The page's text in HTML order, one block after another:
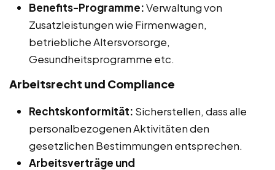
Benefits-Programme:Verwaltung von
Zusatzleistungen wie Firmenwagen,
betriebliche Altersvorsorge,
Gesundheitsprogramme etc.
Arbeitsrecht und Compliance
Rechtskonformität: Sicherstellen, dass alle
personalbezogenen Aktivitäten den
gesetzlichen Bestimmungen entsprechen.
Arbeitsverträge und